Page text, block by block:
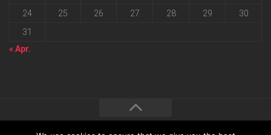
24
25 26 27 28 29
30
31
« Apr.